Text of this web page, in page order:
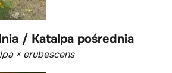
/ Katalpa pośrednia
× erubescens